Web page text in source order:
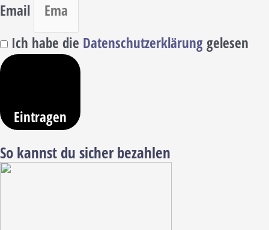
Email
Ich habe die Datenschutzerklärung gelesen
Eintragen
So kannst du sicher bezahlen